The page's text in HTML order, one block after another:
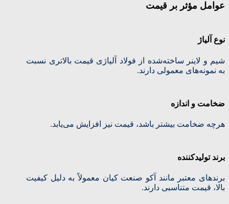
عوامل مؤثر بر قیمت
نوع آلیاژ
شیم و لاینر ساخته‌شده از فولاد آلیاژی قیمت بالاتری نسبت
به نمونه‌های معمولی دارند.
ضخامت و اندازه
هرچه ضخامت بیشتر باشد، قیمت نیز افزایش می‌یابد.
برند تولیدکننده
برندهای معتبر مانند آکو صنعت کیان معمولاً به دلیل کیفیت
بالا، قیمت متناسبی دارند.